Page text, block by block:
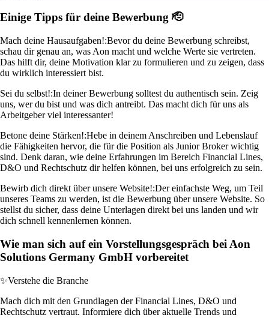
Einige Tipps für deine Bewerbung 🫡
Mach deine Hausaufgaben!:Bevor du deine Bewerbung schreibst,
schau dir genau an, was Aon macht und welche Werte sie vertreten.
Das hilft dir, deine Motivation klar zu formulieren und zu zeigen, dass
du wirklich interessiert bist.
Sei du selbst!:In deiner Bewerbung solltest du authentisch sein. Zeig
uns, wer du bist und was dich antreibt. Das macht dich für uns als
Arbeitgeber viel interessanter!
Betone deine Stärken!:Hebe in deinem Anschreiben und Lebenslauf
die Fähigkeiten hervor, die für die Position als Junior Broker wichtig
sind. Denk daran, wie deine Erfahrungen im Bereich Financial Lines,
D&O und Rechtschutz dir helfen können, bei uns erfolgreich zu sein.
Bewirb dich direkt über unsere Website!:Der einfachste Weg, um Teil
unseres Teams zu werden, ist die Bewerbung über unsere Website. So
stellst du sicher, dass deine Unterlagen direkt bei uns landen und wir
dich schnell kennenlernen können.
Wie man sich auf ein Vorstellungsgespräch bei Aon
Solutions Germany GmbH vorbereitet
✨Verstehe die Branche
Mach dich mit den Grundlagen der Financial Lines, D&O und
Rechtschutz vertraut. Informiere dich über aktuelle Trends und